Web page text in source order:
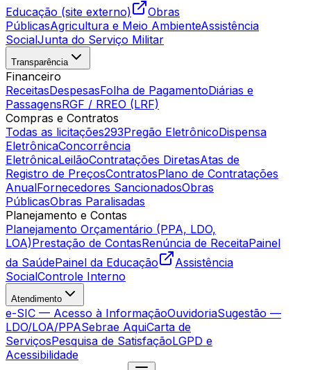
Educação (site externo)
Obras
PúblicasAgricultura e Meio AmbienteAssistência
SocialJunta do Serviço Militar
Transparência
Financeiro
ReceitasDespesasFolha de PagamentoDiárias e
PassagensRGF / RREO (LRF)
Compras e Contratos
Todas as licitações293Pregão EletrônicoDispensa
EletrônicaConcorrência
EletrônicaLeilãoContratações DiretasAtas de
Registro de PreçosContratosPlano de Contratações
AnualFornecedores SancionadosObras
PúblicasObras Paralisadas
Planejamento e Contas
Planejamento Orçamentário (PPA, LDO,
LOA)Prestação de ContasRenúncia de ReceitaPainel
da SaúdePainel da Educação
Assistência
SocialControle Interno
Atendimento
e-SIC — Acesso à InformaçãoOuvidoriaSugestão —
LDO/LOA/PPASebrae AquiCarta de
ServiçosPesquisa de SatisfaçãoLGPD e
Acessibilidade